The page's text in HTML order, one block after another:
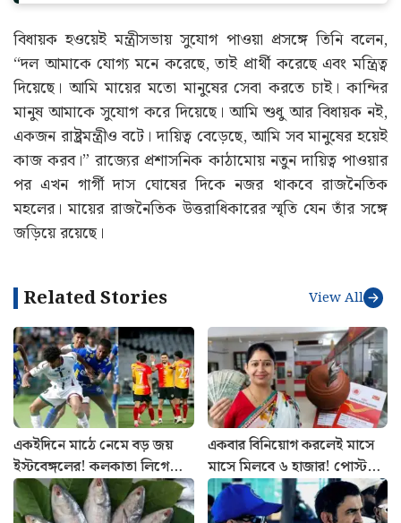
বিধায়ক হওয়েই মন্ত্রীসভায় সুযোগ পাওয়া প্রসঙ্গে তিনি বলেন,
“দল আমাকে যোগ্য মনে করেছে, তাই প্রার্থী করেছে এবং মন্ত্রিত্ব
দিয়েছে। আমি মায়ের মতো মানুষের সেবা করতে চাই। কান্দির
মানুষ আমাকে সুযোগ করে দিয়েছে। আমি শুধু আর বিধায়ক নই,
একজন রাষ্ট্রমন্ত্রীও বটে। দায়িত্ব বেড়েছে, আমি সব মানুষের হয়েই
কাজ করব।” রাজ্যের প্রশাসনিক কাঠামোয় নতুন দায়িত্ব পাওয়ার
পর এখন গার্গী দাস ঘোষের দিকে নজর থাকবে রাজনৈতিক
মহলের। মায়ের রাজনৈতিক উত্তরাধিকারের স্মৃতি যেন তাঁর সঙ্গে
জড়িয়ে রয়েছে।
Related Stories View All
একইদিনে মাঠে নেমে বড় জয়
ইস্টবেঙ্গলের! কলকাতা লিগে
আবারও ধাক্কা মোহনবাগানের
একবার বিনিয়োগ করলেই মাসে
মাসে মিলবে ৬ হাজার! পোস্ট
অফিসের এই বাম্পার স্কিমের
হিসাব বুঝুন